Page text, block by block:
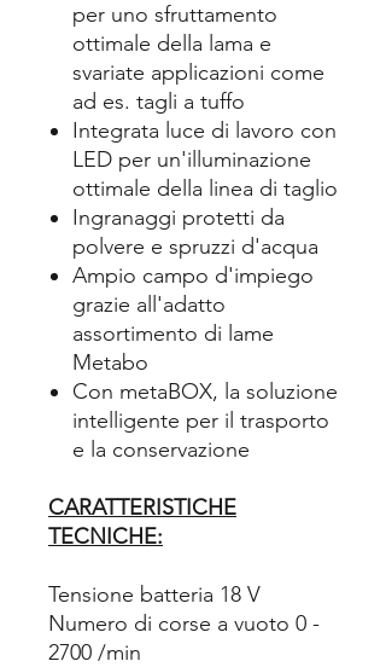
per uno sfruttamento
ottimale della lama e
svariate applicazioni come
ad es. tagli a tuffo
Integrata luce di lavoro con
LED per un'illuminazione
ottimale della linea di taglio
Ingranaggi protetti da
polvere e spruzzi d'acqua
Ampio campo d'impiego
grazie all'adatto
assortimento di lame
Metabo
Con metaBOX, la soluzione
intelligente per il trasporto
e la conservazione
CARATTERISTICHE
TECNICHE:
Tensione batteria 18 V
Numero di corse a vuoto 0 -
2700 /min